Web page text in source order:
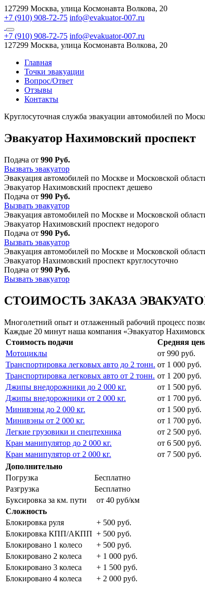
127299 Москва, улица Космонавта Волкова, 20
+7 (910) 908-72-75 info@evakuator-007.ru
+7 (910) 908-72-75 info@evakuator-007.ru
127299 Москва, улица Космонавта Волкова, 20
Главная
Точки эвакуации
Вопрос/Ответ
Отзывы
Контакты
Круглосуточная служба эвакуации автомобилей по
Эвакуатор Нахимовский проспект
Подача от 990 Руб.
Вызвать эвакуатор
Эвакуация автомобилей по Москве и Московской
Эвакуатор Нахимовский проспект дешево
Подача от 990 Руб.
Вызвать эвакуатор
Эвакуация автомобилей по Москве и Московской
Эвакуатор Нахимовский проспект недорого
Подача от 990 Руб.
Вызвать эвакуатор
Эвакуация автомобилей по Москве и Московской
Эвакуатор Нахимовский проспект круглосуточно
Подача от 990 Руб.
Вызвать эвакуатор
СТОИМОСТЬ ЗАКАЗА
Многолетний опыт и отлаженный рабочий процесс
Каждые 20 минут наша компания «Эвакуатор
Стоимость подачи
Средняя
Мотоциклы
от 990 руб.
Транспортировка легковых авто до 2 тонн. от 1 000 руб.
Транспортировка легковых авто от 2 тонн. от 1 200 руб.
Джипы внедорожники до 2 000 кг.
от 1 500 руб.
Джипы внедорожники от 2 000 кг.
от 1 700 руб.
Минивэны до 2 000 кг.
от 1 500 руб.
Минивэны от 2 000 кг.
от 1 700 руб.
Легкие грузовики и спецтехника
от 2 500 руб.
Кран манипулятор до 2 000 кг.
от 6 500 руб.
Кран манипулятор от 2 000 кг.
от 7 500 руб.
Дополнительно
Погрузка
Бесплатно
Разгрузка
Бесплатно
Буксировка за км. пути
от 40 руб/км
Сложность
Блокировка руля
+ 500 руб.
Блокировка КПП/АКПП + 500 руб.
Блокировано 1 колесо
+ 500 руб.
Блокировано 2 колеса
+ 1 000 руб.
Блокировано 3 колеса
+ 1 500 руб.
Блокировано 4 колеса
+ 2 000 руб.